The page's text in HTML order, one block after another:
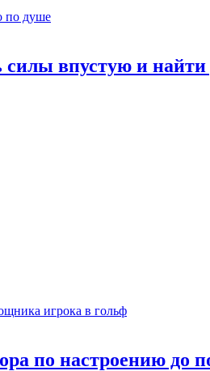
силы впустую и
по настроению до